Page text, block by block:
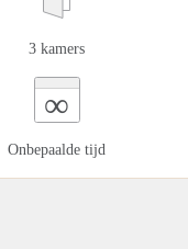
3 kamers
∞
Onbepaalde tijd